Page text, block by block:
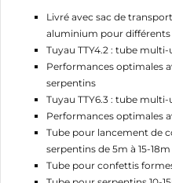
Livré avec sac de
aluminium pour différents
Tuyau TTY4.2 : tube
Performances optimales
serpentins
Tuyau TTY6.3 : tube
Performances optimales
Tube pour lancement de
serpentins de 5m à 15-18m
Tube pour confettis
MES LISTES
add_circle_outline
NOM DE LA LISTE
Annuler
Vous devez être
à votre liste d'envies.